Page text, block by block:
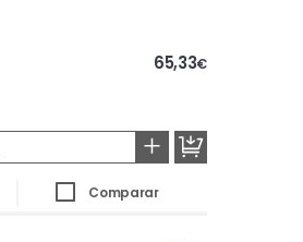
65,33€
+
Comparar